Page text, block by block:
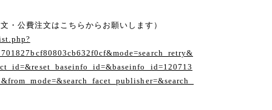
・公費注文はこちらからお願いします）